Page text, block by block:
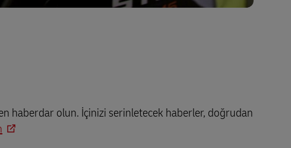
haberdar olun. İçinizi serinletecek haberler, doğrudan